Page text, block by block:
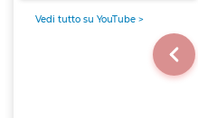
Vedi tutto su YouTube >